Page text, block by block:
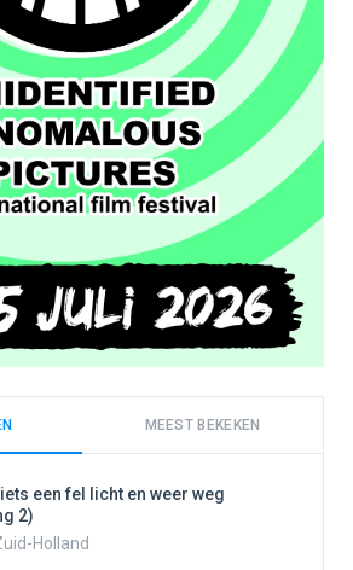
MEEST BEKEKEN
een fel licht en weer weg
2)
Holland